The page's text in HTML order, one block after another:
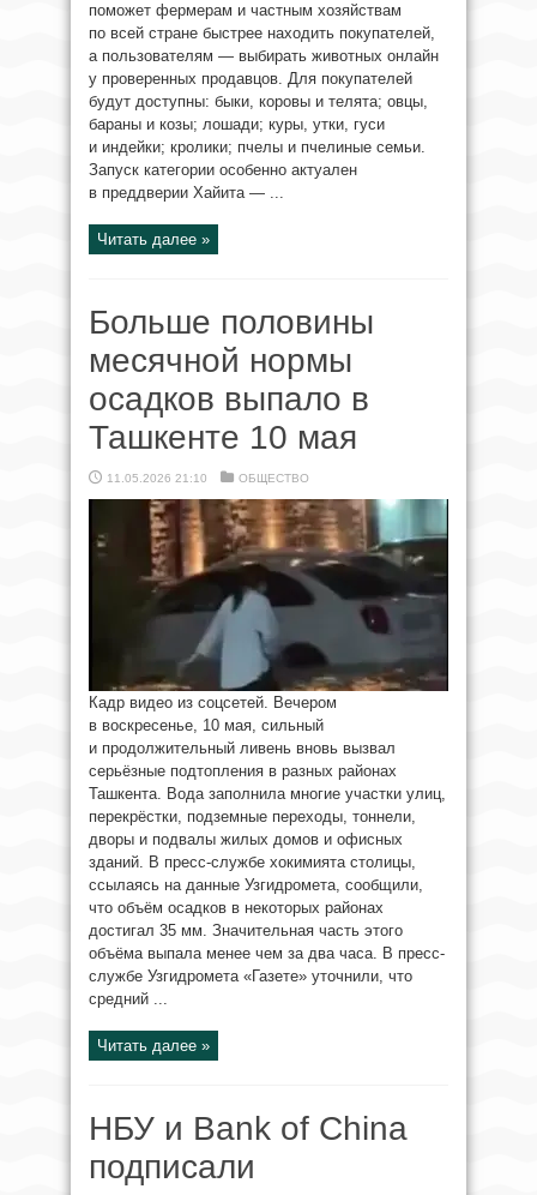
поможет фермерам и частным хозяйствам
по всей стране быстрее находить покупателей,
а пользователям — выбирать животных онлайн
у проверенных продавцов. Для покупателей
будут доступны: быки, коровы и телята; овцы,
бараны и козы; лошади; куры, утки, гуси
и индейки; кролики; пчелы и пчелиные семьи.
Запуск категории особенно актуален
в преддверии Хайита — ...
Читать далее »
Больше половины
месячной нормы
осадков выпало в
Ташкенте 10 мая
11.05.2026 21:10 ОБЩЕСТВО
Кадр видео из соцсетей. Вечером
в воскресенье, 10 мая, сильный
и продолжительный ливень вновь вызвал
серьёзные подтопления в разных районах
Ташкента. Вода заполнила многие участки улиц,
перекрёстки, подземные переходы, тоннели,
дворы и подвалы жилых домов и офисных
зданий. В пресс-службе хокимията столицы,
ссылаясь на данные Узгидромета, сообщили,
что объём осадков в некоторых районах
достигал 35 мм. Значительная часть этого
объёма выпала менее чем за два часа. В пресс-
службе Узгидромета «Газете» уточнили, что
средний ...
Читать далее »
НБУ и Bank of China
подписали